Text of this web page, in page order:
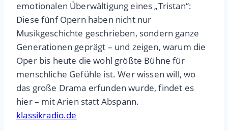
emotionalen Überwältigung eines „Tristan“:
Diese fünf Opern haben nicht nur
Musikgeschichte geschrieben, sondern ganze
Generationen geprägt – und zeigen, warum die
Oper bis heute die wohl größte Bühne für
menschliche Gefühle ist. Wer wissen will, wo
das große Drama erfunden wurde, findet es
hier – mit Arien statt Abspann.
klassikradio.de